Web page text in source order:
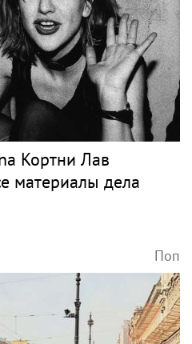
Кортни Лав
материалы дела
Поп